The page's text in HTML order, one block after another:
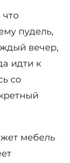
что
пудель,
вечер,
идти к
со
мебель